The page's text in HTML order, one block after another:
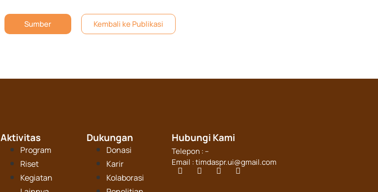
Sumber Kembali ke Publikasi
Aktivitas
Program
Riset
Kegiatan
Dukungan
Donasi
Karir
Kolaborasi
Hubungi Kami
Telepon : –
Email : timdaspr.ui@gmail.com